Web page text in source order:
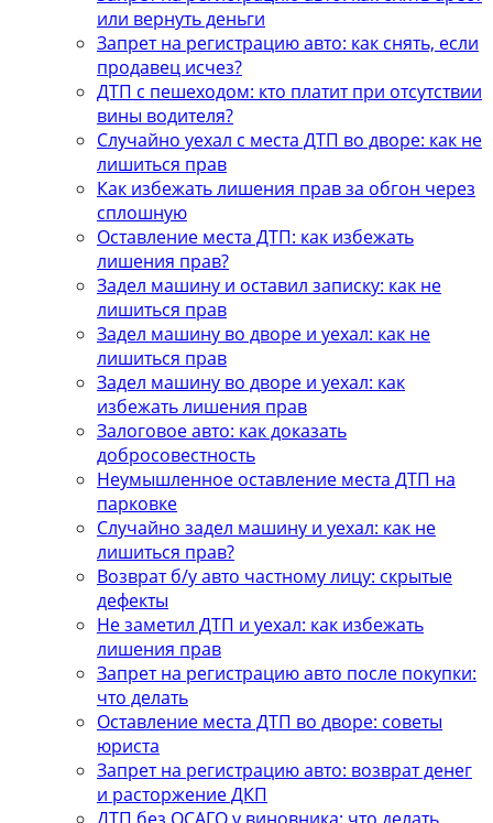
или вернуть деньги
Запрет на регистрацию авто: как снять, если
продавец исчез?
ДТП с пешеходом: кто платит при отсутствии
вины водителя?
Случайно уехал с места ДТП во дворе: как не
лишиться прав
Как избежать лишения прав за обгон через
сплошную
Оставление места ДТП: как избежать
лишения прав?
Задел машину и оставил записку: как не
лишиться прав
Задел машину во дворе и уехал: как не
лишиться прав
Задел машину во дворе и уехал: как
избежать лишения прав
Залоговое авто: как доказать
добросовестность
Неумышленное оставление места ДТП на
парковке
Случайно задел машину и уехал: как не
лишиться прав?
Возврат б/у авто частному лицу: скрытые
дефекты
Не заметил ДТП и уехал: как избежать
лишения прав
Запрет на регистрацию авто после покупки:
что делать
Оставление места ДТП во дворе: советы
юриста
Запрет на регистрацию авто: возврат денег
и расторжение ДКП